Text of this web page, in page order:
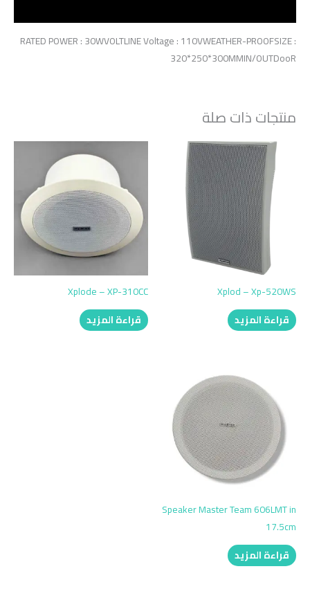
RATED POWER : 30WVOLTLINE Voltage : 110VWEATHER-PROOFSIZE :
320*250*300MMIN/OUTDooR
منتجات ذات صلة
Xplod – Xp-520WS
قراءة المزيد
Xplode – XP-310CC
قراءة المزيد
Speaker Master Team 606LMT in
17.5cm
قراءة المزيد